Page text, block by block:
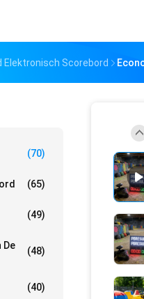
Elektronisch Scorebord
(70)
(65)
(49)
De
(48)
(40)